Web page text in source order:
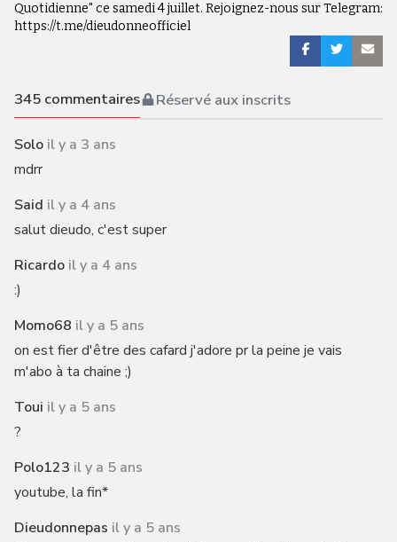
Quotidienne" ce samedi 4 juillet. Rejoignez-nous sur Telegram:
https://t.me/dieudonneofficiel
345commentaires Réservé aux inscrits
Solo il y a 3 ans
mdrr
Said il y a 4 ans
salut dieudo, c'est super
Ricardo il y a 4 ans
:)
Momo68 il y a 5 ans
on est fier d'être des cafard j'adore pr la peine je vais
m'abo à ta chaine ;)
Toui il y a 5 ans
?
Polo123 il y a 5 ans
youtube, la fin*
Dieudonnepas il y a 5 ans